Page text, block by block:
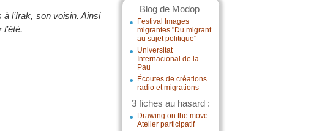
Blog de Modop
Festival Images
migrantes "Du migrant
au sujet politique"
Universitat
Internacional de la
Pau
Écoutes de créations
radio et migrations
3 fiches au hasard :
Drawing on the move:
Atelier participatif
l’Irak, son voisin. Ainsi